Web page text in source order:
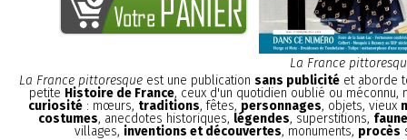
La France
La France pittoresque est une publication sans publicité et aborde
petite Histoire de France, ceux d'un quotidien oublié ou méconnu,
curiosité : mœurs, traditions, fêtes, personnages, objets, vieux
costumes, anecdotes historiques, légendes, superstitions,
villages, inventions et découvertes, monuments, procès